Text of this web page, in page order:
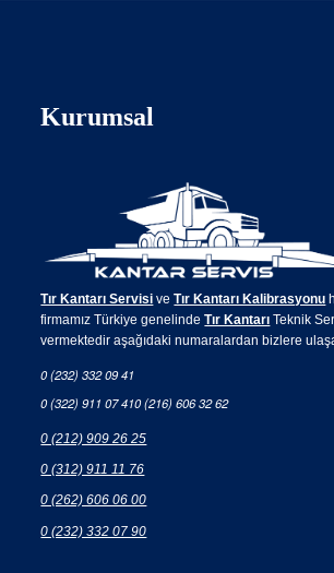
Kurumsal
Tır Kantarı Servisi veTır Kantarı Kalibrasyonu
firmamız Türkiye genelindeTır Kantarı Teknik
vermektedir aşağıdaki numaralardan bizlere
0 (232) 332 09 41
0 (322) 911 07 410 (216) 606 32 62
0 (212) 909 26 25
0 (312) 911 11 76
0 (262) 606 06 00
0 (232) 332 07 90